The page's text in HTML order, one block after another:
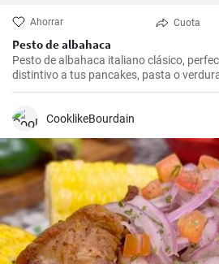
Ahorrar Cuota
Pesto de albahaca
Pesto de albahaca italiano clásico,
distintivo a tus pancakes, pasta o
CooklikeBourdain